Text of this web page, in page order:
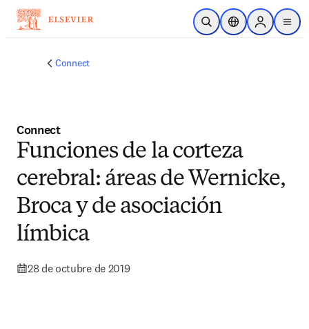
Saltar al contenido principal
Abrir búsqueda
Selector deSign in to
menu
Connect
Connect
Funciones de la corteza
cerebral: áreas de Wernicke,
Broca y de asociación
límbica
28 de octubre de 2019